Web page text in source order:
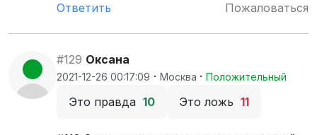
Ответить
Пожаловаться
#129 Оксана
2021-12-26 00:17:09 · Москва · Положительный
Это правда 10 Это ложь 11